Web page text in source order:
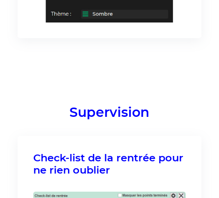
Supervision
Check-list de la rentrée pour
ne rien oublier